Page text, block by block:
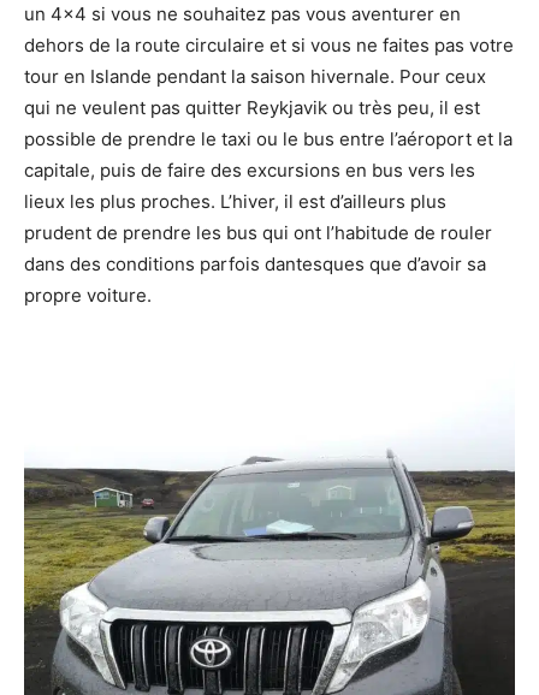
un 4×4 si vous ne souhaitez pas vous aventurer en
dehors de la route circulaire et si vous ne faites pas votre
tour en Islande pendant la saison hivernale. Pour ceux
qui ne veulent pas quitter Reykjavik ou très peu, il est
possible de prendre le taxi ou le bus entre l’aéroport et la
capitale, puis de faire des excursions en bus vers les
lieux les plus proches. L’hiver, il est d’ailleurs plus
prudent de prendre les bus qui ont l’habitude de rouler
dans des conditions parfois dantesques que d’avoir sa
propre voiture.